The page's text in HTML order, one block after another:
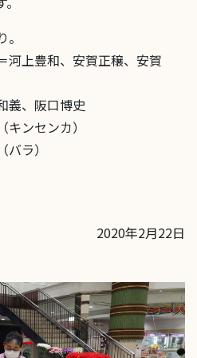
上豊和、安賀正穣、安賀
義、阪口博史
ンセンカ）
ラ）
2020年2月22日